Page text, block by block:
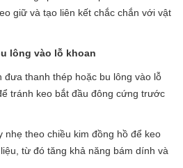
giữ và tạo liên kết chắc chắn với vật
lông vào lỗ khoan
đưa thanh thép hoặc bu lông vào lỗ
tránh keo bắt đầu đông cứng trước
nhẹ theo chiều kim đồng hồ để keo
từ đó tăng khả năng bám dính và